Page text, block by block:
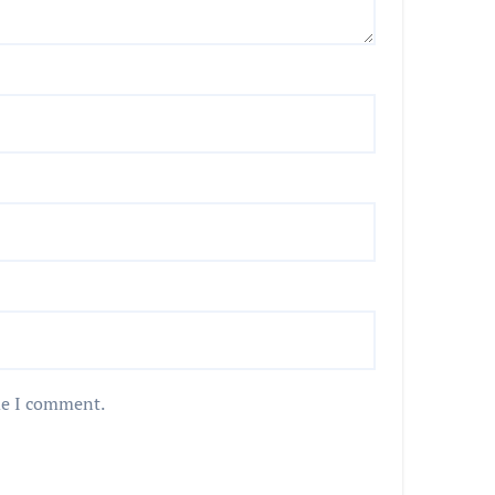
I comment.